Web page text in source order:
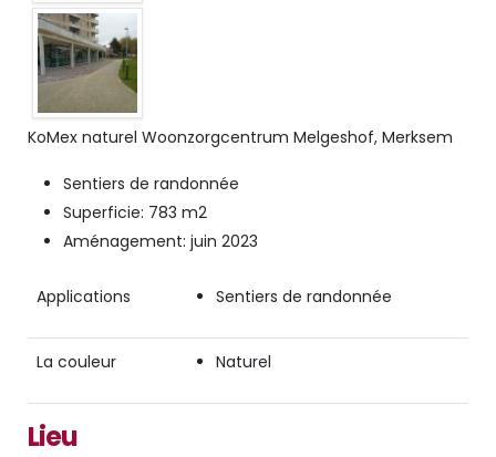
KoMex naturel Woonzorgcentrum Melgeshof, Merksem
Sentiers de randonnée
Superficie: 783 m2
Aménagement: juin 2023
Applications Sentiers de randonnée
La couleur Naturel
Lieu